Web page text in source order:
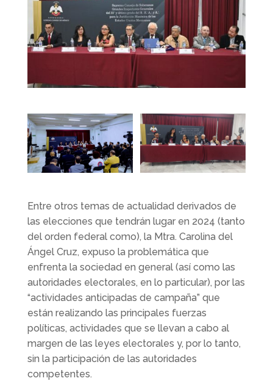
Entre otros temas de actualidad derivados de
las elecciones que tendrán lugar en 2024 (tanto
del orden federal como), la Mtra. Carolina del
Ángel Cruz, expuso la problemática que
enfrenta la sociedad en general (así como las
autoridades electorales, en lo particular), por las
“actividades anticipadas de campaña” que
están realizando las principales fuerzas
políticas, actividades que se llevan a cabo al
margen de las leyes electorales y, por lo tanto,
sin la participación de las autoridades
competentes.